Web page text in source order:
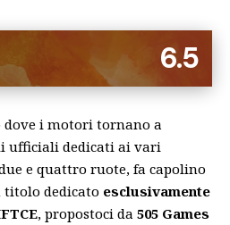
6.5
dove i motori tornano a
ufficiali dedicati ai vari
e quattro ruote, fa capolino
titolo dedicato esclusivamente
, propostoci da 505 Games